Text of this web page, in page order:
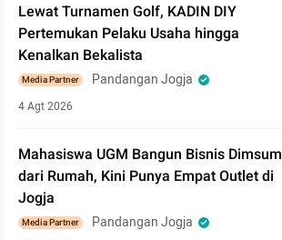
Lewat Turnamen Golf, KADIN DIY
Pertemukan Pelaku Usaha hingga
Kenalkan Bekalista
Media Partner Pandangan Jogja
4 Agt 2026
Mahasiswa UGM Bangun Bisnis Dimsum
dari Rumah, Kini Punya Empat Outlet di
Jogja
Media Partner Pandangan Jogja